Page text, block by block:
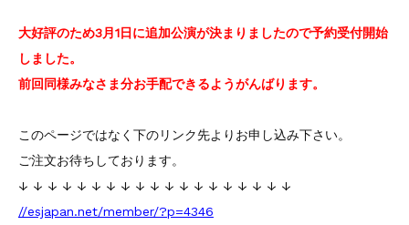
大好評のため3月1日に追加公演が決まりましたので予約受付開始
しました。
前回同様みなさま分お手配できるようがんばります。
このページではなく下のリンク先よりお申し込み下さい。
ご注文お待ちしております。
↓ ↓ ↓ ↓ ↓ ↓ ↓ ↓ ↓ ↓ ↓ ↓ ↓ ↓ ↓ ↓ ↓ ↓ ↓
//esjapan.net/member/?p=4346